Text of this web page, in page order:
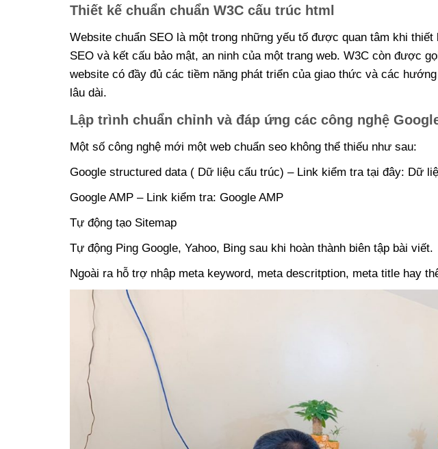
Thiết kế chuẩn chuẩn W3C cấu trúc html
Website chuẩn SEO là một trong những yếu tố được quan tâm khi
SEO và kết cấu bảo mật, an ninh của một trang web. W3C còn được
website có đầy đủ các tiềm năng phát triển của giao thức và các
lâu dài.
Lập trình chuẩn chỉnh và đáp ứng các công nghệ
Một số công nghệ mới một web chuẩn seo không thể thiếu như sau:
Google structured data ( Dữ liệu cấu trúc) – Link kiểm tra tại đây: Dữ
Google AMP – Link kiểm tra: Google AMP
Tự động tạo Sitemap
Tự động Ping Google, Yahoo, Bing sau khi hoàn thành biên tập bài viết.
Ngoài ra hỗ trợ nhập meta keyword, meta descritption, meta title hay